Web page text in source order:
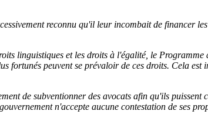
reconnu qu'il leur incombait de financer
linguistiques et les droits à l'égalité, le
fortunés peuvent se prévaloir de ces droits. Cela
de subventionner des avocats afin qu'ils puissent
n'accepte aucune contestation de ses